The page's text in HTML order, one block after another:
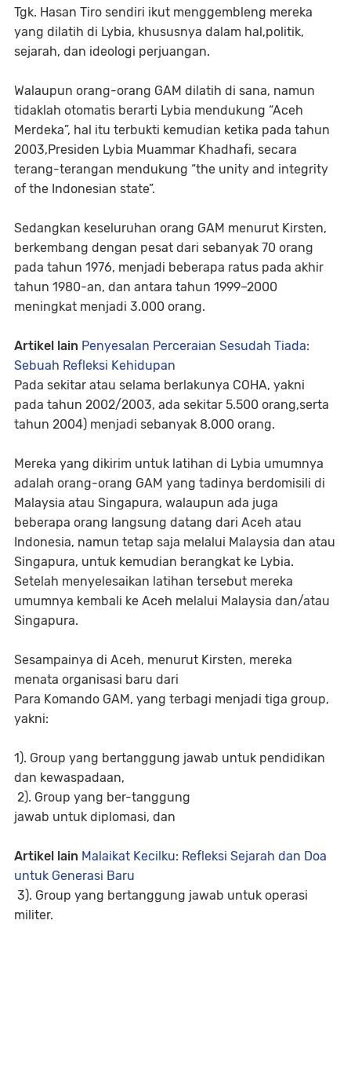
Tgk. Hasan Tiro sendiri ikut menggembleng mereka
yang dilatih di Lybia, khususnya dalam hal,politik,
sejarah, dan ideologi perjuangan.
Walaupun orang-orang GAM dilatih di sana, namun
tidaklah otomatis berarti Lybia mendukung “Aceh
Merdeka”, hal itu terbukti kemudian ketika pada tahun
2003,Presiden Lybia Muammar Khadhafi, secara
terang-terangan mendukung “the unity and integrity
of the Indonesian state”.
Sedangkan keseluruhan orang GAM menurut Kirsten,
berkembang dengan pesat dari sebanyak 70 orang
pada tahun 1976, menjadi beberapa ratus pada akhir
tahun 1980-an, dan antara tahun 1999–2000
meningkat menjadi 3.000 orang.
Artikel lain Penyesalan Perceraian Sesudah Tiada:
Sebuah Refleksi Kehidupan
Pada sekitar atau selama berlakunya COHA, yakni
pada tahun 2002/2003, ada sekitar 5.500 orang,serta
tahun 2004) menjadi sebanyak 8.000 orang.
Mereka yang dikirim untuk latihan di Lybia umumnya
adalah orang-orang GAM yang tadinya berdomisili di
Malaysia atau Singapura, walaupun ada juga
beberapa orang langsung datang dari Aceh atau
Indonesia, namun tetap saja melalui Malaysia dan atau
Singapura, untuk kemudian berangkat ke Lybia.
Setelah menyelesaikan latihan tersebut mereka
umumnya kembali ke Aceh melalui Malaysia dan/atau
Singapura.
Sesampainya di Aceh, menurut Kirsten, mereka
menata organisasi baru dari
Para Komando GAM, yang terbagi menjadi tiga group,
yakni:
1). Group yang bertanggung jawab untuk pendidikan
dan kewaspadaan,
2). Group yang ber-tanggung
jawab untuk diplomasi, dan
Artikel lain Malaikat Kecilku: Refleksi Sejarah dan Doa
untuk Generasi Baru
3). Group yang bertanggung jawab untuk operasi
militer.